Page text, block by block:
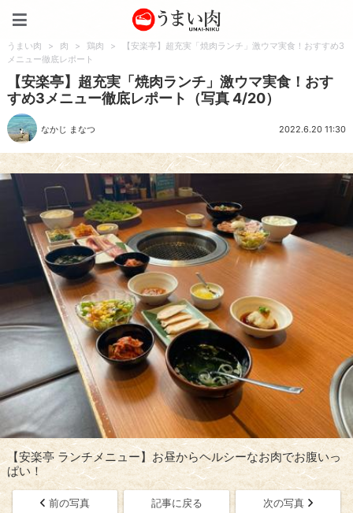
うまい肉 > 肉 > 鶏肉 >
【安楽亭】超充実「焼肉ランチ」激ウマ実食！おすすめ3
メニュー徹底レポート
【安楽亭】超充実「焼肉ランチ」激ウマ実食！おす
すめ3メニュー徹底レポート（写真 4/20）
なかじ まなつ 2022.6.20 11:30
【安楽亭 ランチメニュー】お昼からヘルシーなお肉でお腹いっ
ぱい！
前の写真 記事に戻る 次の写真